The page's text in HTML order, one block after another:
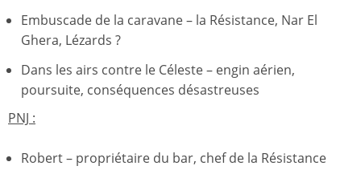
Embuscade de la caravane – la Résistance, Nar El
Ghera, Lézards ?
Dans les airs contre le Céleste – engin aérien,
poursuite, conséquences désastreuses
PNJ :
Robert – propriétaire du bar, chef de la Résistance